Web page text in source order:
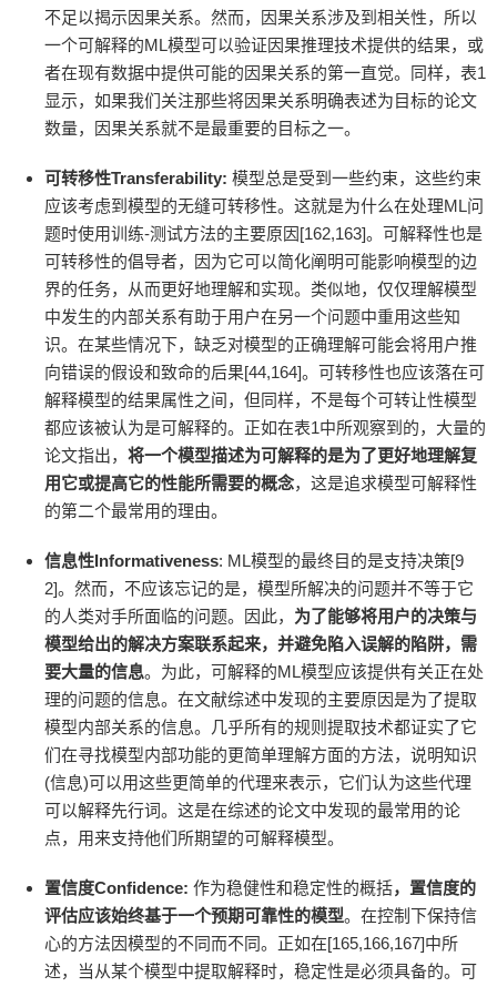
不足以揭示因果关系。然而，因果关系涉及到相关性，所以
一个可解释的ML模型可以验证因果推理技术提供的结果，或
者在现有数据中提供可能的因果关系的第一直觉。同样，表1
显示，如果我们关注那些将因果关系明确表述为目标的论文
数量，因果关系就不是最重要的目标之一。
可转移性Transferability: 模型总是受到一些约束，这些约束
应该考虑到模型的无缝可转移性。这就是为什么在处理ML问
题时使用训练-测试方法的主要原因[162,163]。可解释性也是
可转移性的倡导者，因为它可以简化阐明可能影响模型的边
界的任务，从而更好地理解和实现。类似地，仅仅理解模型
中发生的内部关系有助于用户在另一个问题中重用这些知
识。在某些情况下，缺乏对模型的正确理解可能会将用户推
向错误的假设和致命的后果[44,164]。可转移性也应该落在可
解释模型的结果属性之间，但同样，不是每个可转让性模型
都应该被认为是可解释的。正如在表1中所观察到的，大量的
论文指出， 将一个模型描述为可解释的是为了更好地理解复
用它或提高它的性能所需要的概念，这是追求模型可解释性
的第二个最常用的理由。
信息性Informativeness: ML模型的最终目的是支持决策[9
2]。然而，不应该忘记的是，模型所解决的问题并不等于它
的人类对手所面临的问题。因此， 为了能够将用户的决策与
模型给出的解决方案联系起来，并避免陷入误解的陷阱，需
要大量的信息。为此，可解释的ML模型应该提供有关正在处
理的问题的信息。在文献综述中发现的主要原因是为了提取
模型内部关系的信息。几乎所有的规则提取技术都证实了它
们在寻找模型内部功能的更简单理解方面的方法，说明知识
(信息)可以用这些更简单的代理来表示，它们认为这些代理
可以解释先行词。这是在综述的论文中发现的最常用的论
点，用来支持他们所期望的可解释模型。
置信度Confidence: 作为稳健性和稳定性的概括，置信度的
评估应该始终基于一个预期可靠性的模型。在控制下保持信
心的方法因模型的不同而不同。正如在[165,166,167]中所
述，当从某个模型中提取解释时，稳定性是必须具备的。可